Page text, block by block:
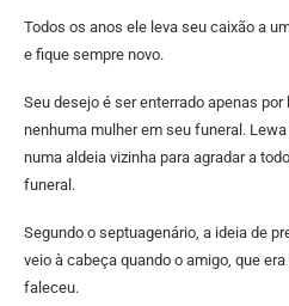
Todos os anos ele leva seu caixão a
e fique sempre novo.
Seu desejo é ser enterrado apenas por
nenhuma mulher em seu funeral.
numa aldeia vizinha para agradar a
funeral.
Segundo o septuagenário, a ideia de
veio à cabeça quando o amigo, que
faleceu.